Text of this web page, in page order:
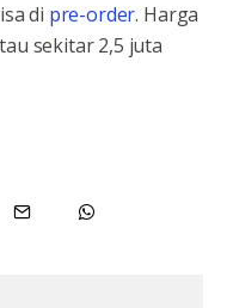
di pre-order. Harga
sekitar 2,5 juta